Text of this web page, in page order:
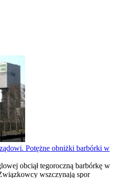
Potężne obniżki barbórki w
obciął tegoroczną barbórkę w
wszczynają spor